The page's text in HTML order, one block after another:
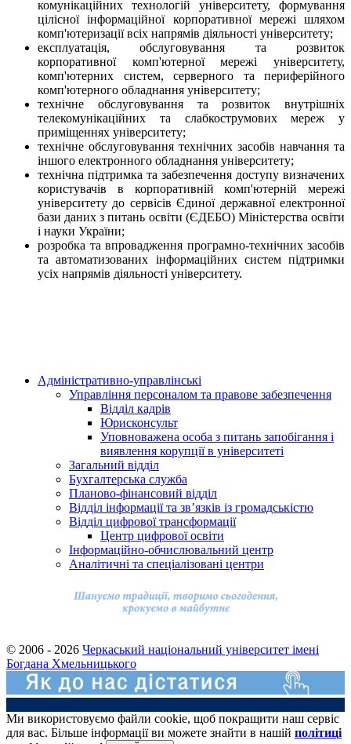
комунікаційних технологій університету, формування
цілісної інформаційної корпоративної мережі шляхом
комп'ютеризації всіх напрямів діяльності університету;
експлуатація, обслуговування та розвиток
корпоративної комп'ютерної мережі університету,
комп'ютерних систем, серверного та периферійного
комп'ютерного обладнання університету;
технічне обслуговування та розвиток внутрішніх
телекомунікаційних та слабкострумових мереж у
приміщеннях університету;
технічне обслуговування технічних засобів навчання та
іншого електронного обладнання університету;
технічна підтримка та забезпечення доступу визначених
користувачів в корпоративній комп'ютерній мережі
університету до сервісів Єдиної державної електронної
бази даних з питань освіти (ЄДЕБО) Міністерства освіти
і науки України;
розробка та впровадження програмно-технічних засобів
та автоматизованих інформаційних систем підтримки
усіх напрямів діяльності університету.
Адміністративно-управлінські
Управління персоналом та правове забезпечення
Відділ кадрів
Юрисконсульт
Уповноважена особа з питань запобігання і
виявлення корупції в університеті
Загальний відділ
Бухгалтерська служба
Планово-фінансовий відділ
Відділ інформації та зв’язків із громадськістю
Відділ цифрової трансформації
Центр цифрової освіти
Інформаційно-обчислювальний центр
Аналітичні та спеціалізовані центри
© 2006 - 2026 Черкаський національний університет імені
Богдана Хмельницького
Ми використовуємо файли cookie, щоб покращити наш сервіс
для вас. Більше інформації ви можете знайти в нашій політиці